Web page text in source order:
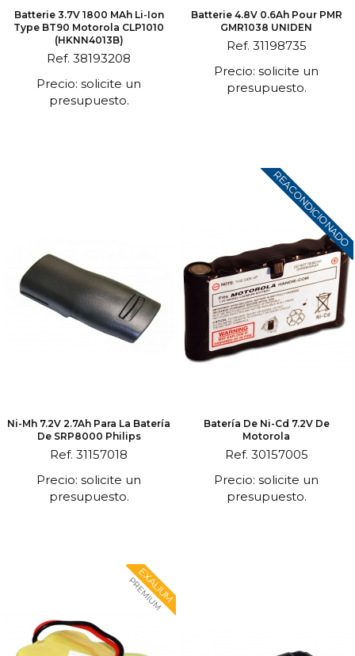
Batterie 3.7V 1800 MAh Li-Ion
Type BT90 Motorola CLP1010
(HKNN4013B)
Ref. 38193208
Precio: solicite un
presupuesto.
Batterie 4.8V 0.6Ah Pour PMR
GMR1038 UNIDEN
Ref. 31198735
Precio: solicite un
presupuesto.
Ni-Mh 7.2V 2.7Ah Para La Batería
De SRP8000 Philips
Ref. 31157018
Precio: solicite un
presupuesto.
REACONDICIONADO
Batería De Ni-Cd 7.2V De
Motorola
Ref. 30157005
Precio: solicite un
presupuesto.
EXALIUM
PREMIUM